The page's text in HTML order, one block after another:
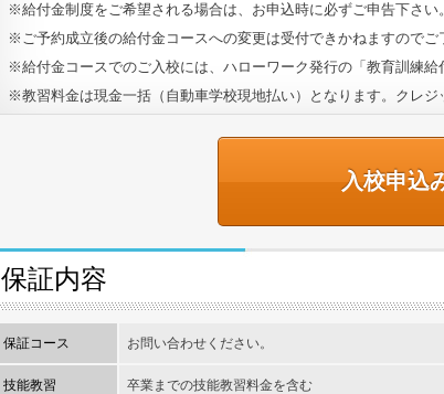
※給付金制度をご希望される場合は、お申込時に必ずご申告下さい。
※ご予約成立後の給付金コースへの変更は受付できかねますのでご
※給付金コースでのご入校には、ハローワーク発行の「教育訓練給
※教習料金は現金一括（自動車学校現地払い）となります。クレ
入校申込
保証内容
保証コース お問い合わせください。
技能教習 卒業までの技能教習料金を含む